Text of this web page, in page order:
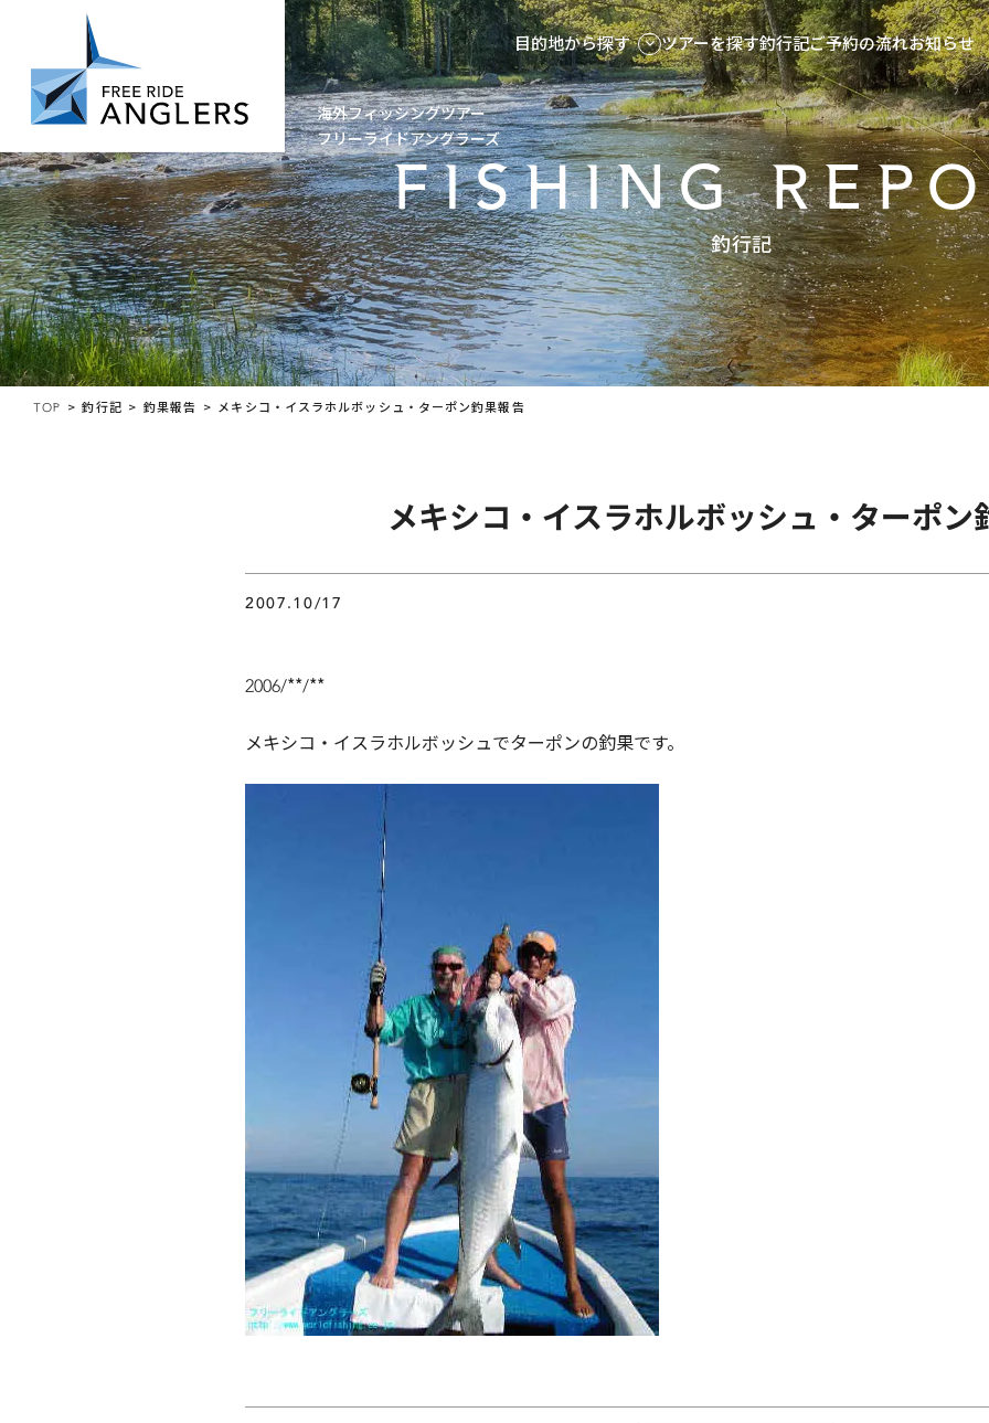
海外フィッシングツアー
フリーライドアングラーズ
目的地から探す ツアーを探す釣行記ご予約の流れお知らせ
FISHING
釣行記
TOP 釣行記 釣果報告 メキシコ・イスラホルボッシュ・ターポン釣果報告
メキシコ・イスラホルボッシュ・ターポン
2007.10/17
2006/**/**
メキシコ・イスラホルボッシュでターポンの釣果です。